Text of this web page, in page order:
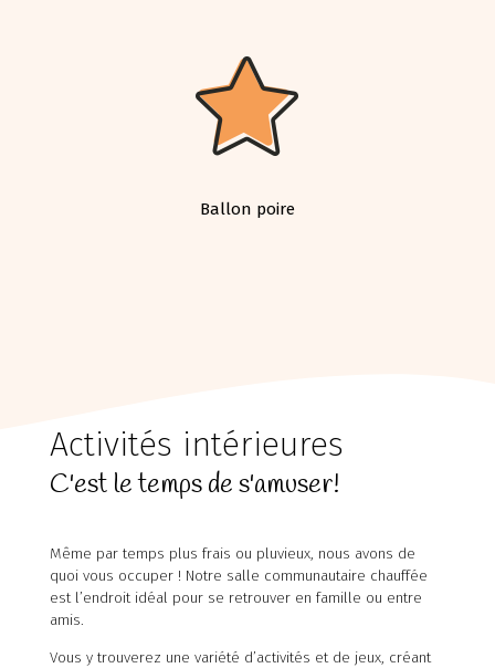
Ballon poire
Activités intérieures
C'est le temps de s'amuser!
Même par temps plus frais ou pluvieux, nous avons de
quoi vous occuper ! Notre salle communautaire chauffée
est l’endroit idéal pour se retrouver en famille ou entre
amis.
Vous y trouverez une variété d’activités et de jeux, créant